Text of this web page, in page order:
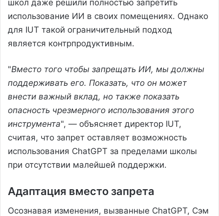
школ даже решили полностью запретить
использование ИИ в своих помещениях. Однако
для IUT такой ограничительный подход
является контрпродуктивным.
"Вместо того чтобы запрещать ИИ, мы должны
поддерживать его. Показать, что он может
внести важный вклад, но также показать
опасность чрезмерного использования этого
инструмента", — объясняет директор IUT,
считая, что запрет оставляет возможность
использования ChatGPT за пределами школы
при отсутствии малейшей поддержки.
Адаптация вместо запрета
Осознавая изменения, вызванные ChatGPT, Сэм